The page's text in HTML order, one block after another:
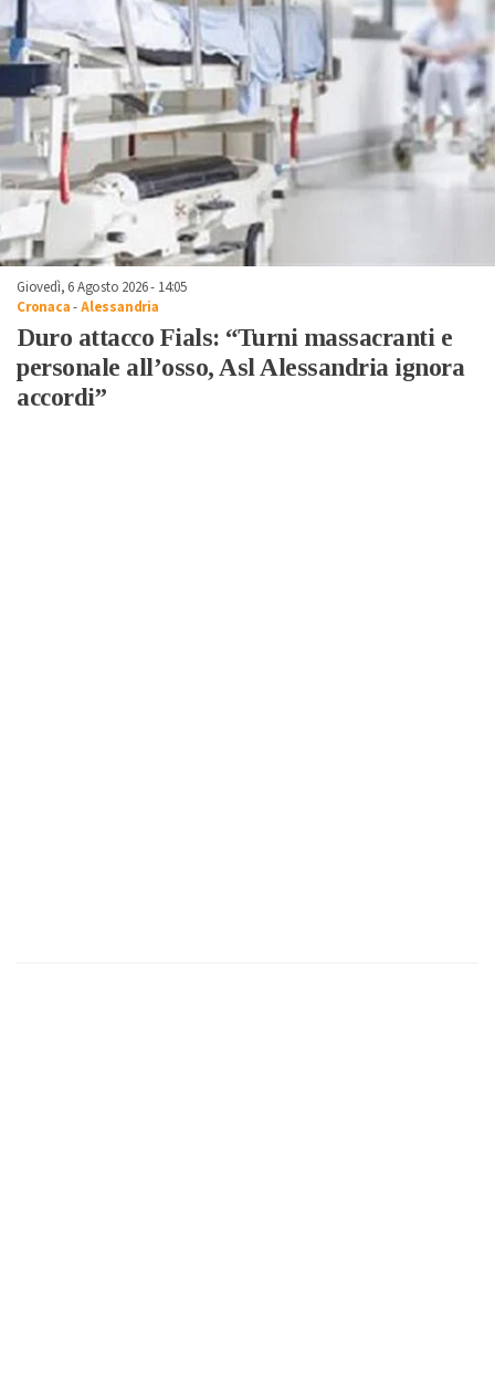
Giovedì, 6 Agosto 2026 - 14:05
Cronaca-Alessandria
Duro attacco Fials: “Turni massacranti e
personale all’osso, Asl Alessandria ignora
accordi”